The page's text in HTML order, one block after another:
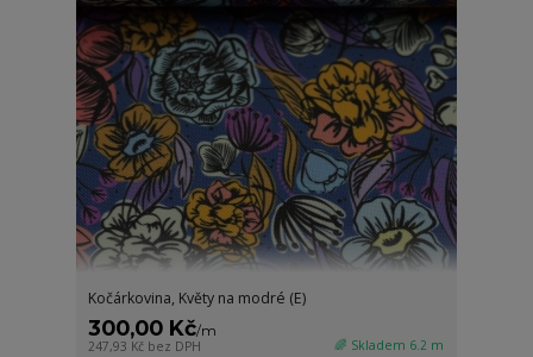
Kočárkovina, Květy na modré (E)
300,00 Kč/m
247,93 Kč bez DPH 🌈 Skladem 6.2 m